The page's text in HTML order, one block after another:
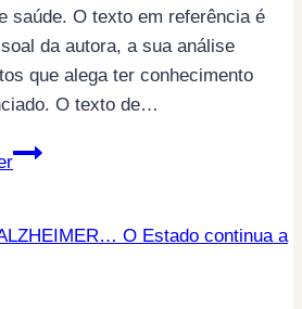
saúde. O texto em referência é
da autora, a sua análise
que alega ter conhecimento
O texto de…
Cavaco
realidade